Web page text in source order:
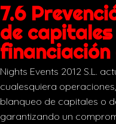
7.6
de
Nights Events 2012 S.L.
cualesquiera
blanqueo de capitales o
garantizando un